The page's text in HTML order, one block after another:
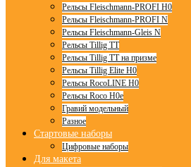
Рельсы Fleischmann-PROFI H0
Рельсы Fleischmann-PROFI N
Рельсы Fleischmann-Gleis N
Рельсы Tillig TT
Рельсы Tillig TT на призме
Рельсы Tillig Elite H0
Рельсы RocoLINE H0
Рельсы Roco H0e
Гравий модельный
Разное
Стартовые наборы
Цифровые наборы
Для макета